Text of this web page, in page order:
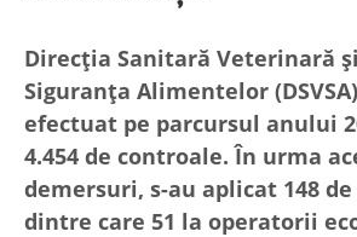
Direcția Sanitară Veterinară
Siguranța Alimentelor
efectuat pe parcursul anului
4.454 de controale. În urma
demersuri, s-au aplicat 148
dintre care 51 la operatorii